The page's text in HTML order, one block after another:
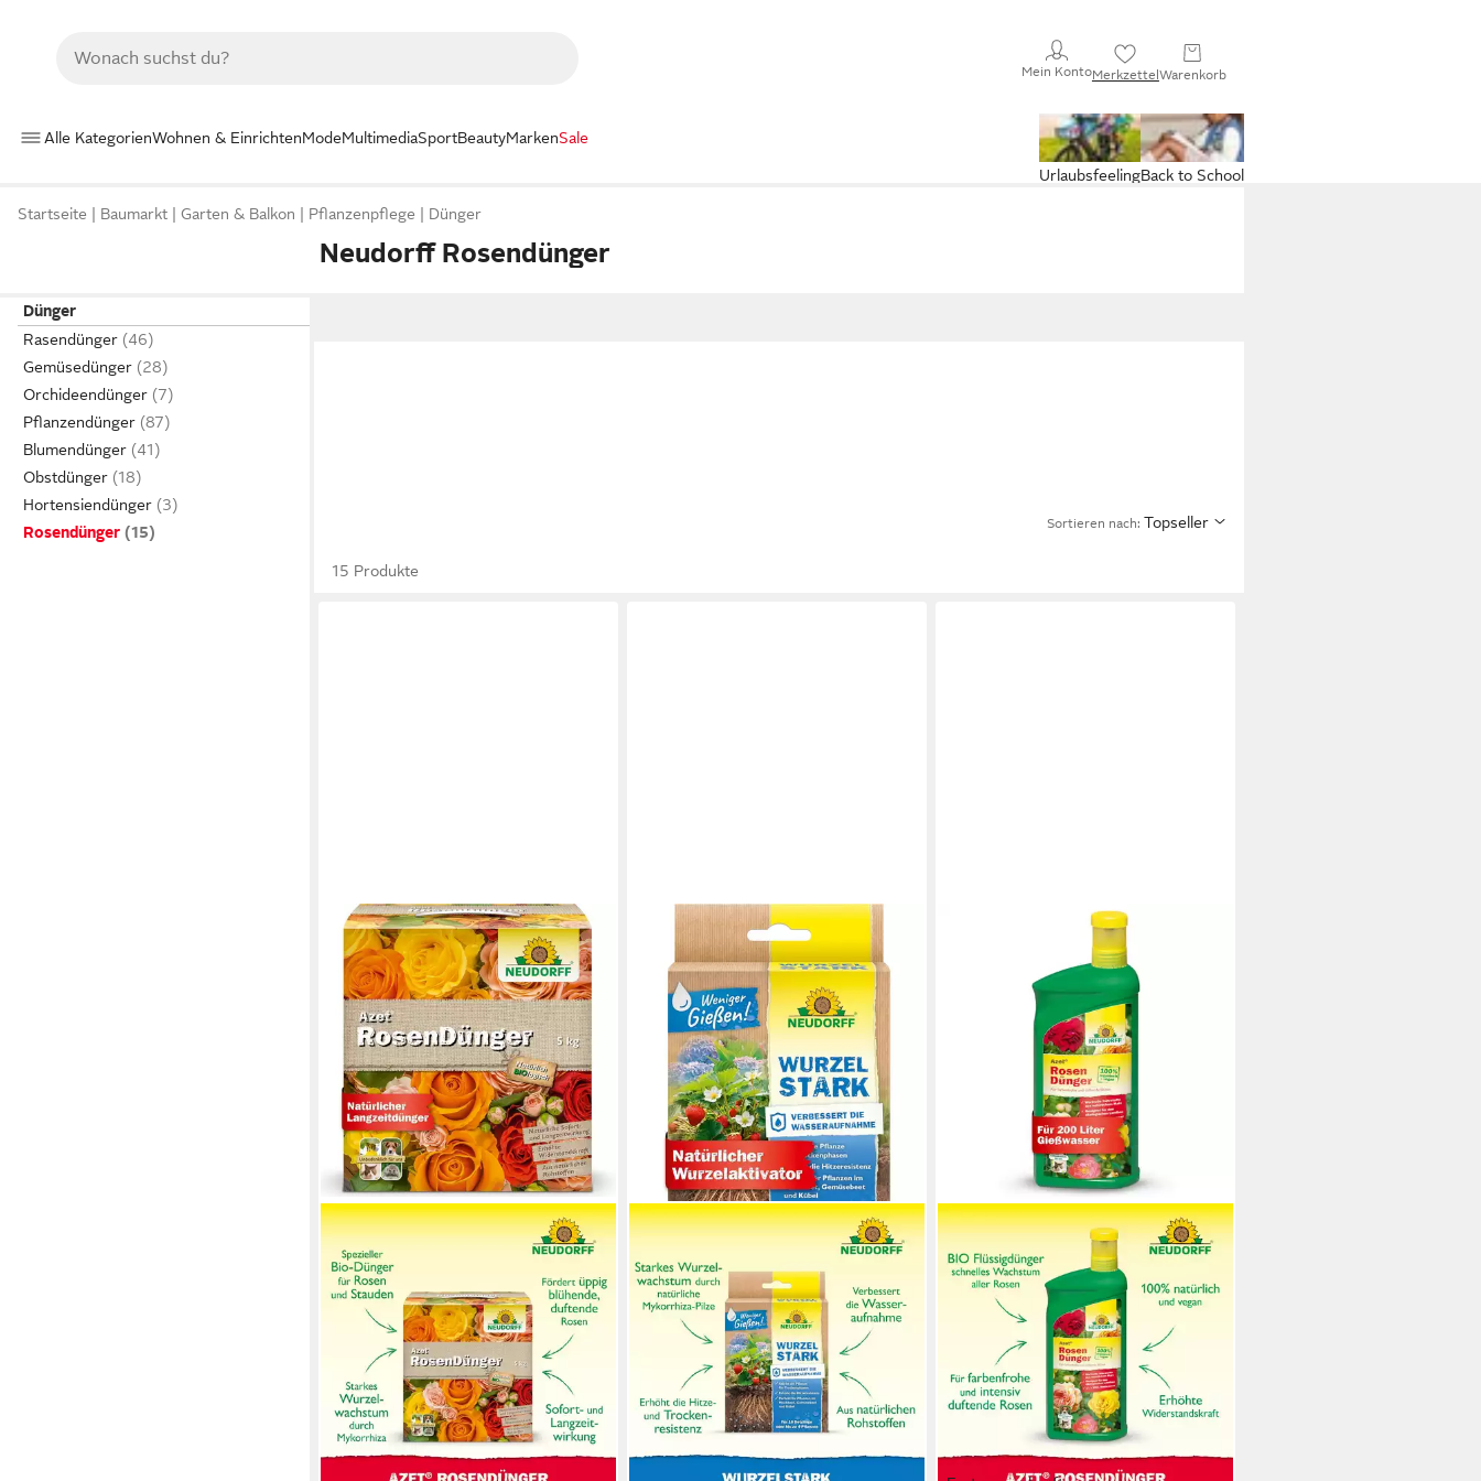
Mein KontoMerkzettelWarenkorb
Alle KategorienWohnen & EinrichtenModeMultimediaSportBeautyMarkenSale
Back to School
Urlaubsfeeling
Startseite Baumarkt Garten & Balkon Pflanzenpflege Dünger
Neudorff Rosendünger
Dünger
Rasendünger
Gemüsedünger
Orchideendünger
Pflanzendünger
Blumendünger
Obstdünger
Hortensiendünger
Rosendünger
Sortieren nach: Topseller
15 Produkte